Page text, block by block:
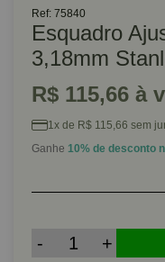
Ref: 75840
Esquadro
3,18mm
R$ 115,66 à
1x de R$ 115,66 sem
Ganhe 10% de desconto
- +